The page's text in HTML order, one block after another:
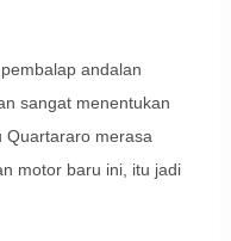
andalan
sangat menentukan
Quartararo merasa
motor baru ini, itu jadi